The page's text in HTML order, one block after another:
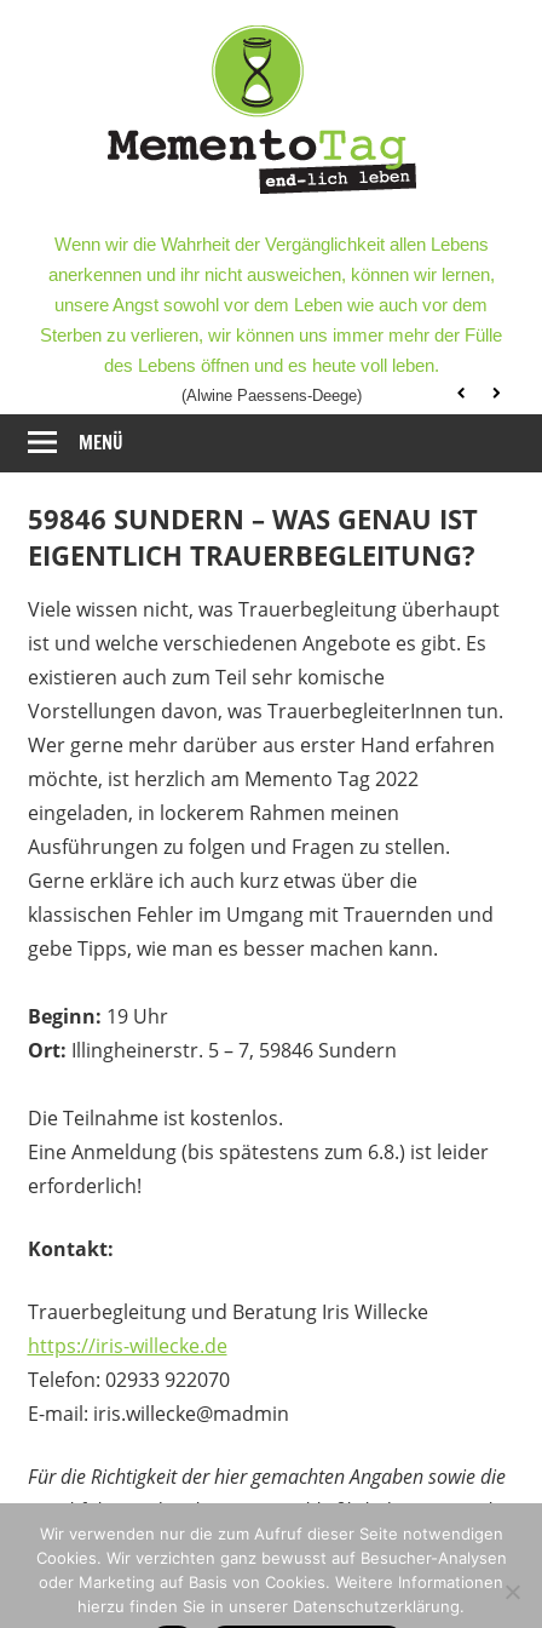
leben
end-
lich
leben
Wenn wir die Wahrheit der Vergänglichkeit allen Lebens
anerkennen und ihr nicht ausweichen, können wir lernen,
unsere Angst sowohl vor dem Leben wie auch vor dem
Sterben zu verlieren, wir können uns immer mehr der Fülle
des Lebens öffnen und es heute voll leben.
(Alwine Paessens-Deege)
MENÜ
59846 SUNDERN – WAS GENAU IST
EIGENTLICH TRAUERBEGLEITUNG?
Viele wissen nicht, was Trauerbegleitung überhaupt
ist und welche verschiedenen Angebote es gibt. Es
existieren auch zum Teil sehr komische
Vorstellungen davon, was TrauerbegleiterInnen tun.
Wer gerne mehr darüber aus erster Hand erfahren
möchte, ist herzlich am Memento Tag 2022
eingeladen, in lockerem Rahmen meinen
Ausführungen zu folgen und Fragen zu stellen.
Gerne erkläre ich auch kurz etwas über die
klassischen Fehler im Umgang mit Trauernden und
gebe Tipps, wie man es besser machen kann.
Beginn: 19 Uhr
Ort: Illingheinerstr. 5 – 7, 59846 Sundern
Die Teilnahme ist kostenlos.
Eine Anmeldung (bis spätestens zum 6.8.) ist leider
erforderlich!
Kontakt:
Trauerbegleitung und Beratung Iris Willecke
https://iris-willecke.de
Telefon: 02933 922070
E-mail: iris.willecke@madmin
Für die Richtigkeit der hier gemachten Angaben sowie die
Durchführung der Aktion ist auschließlich der Veranstalter
verantwortlich.
Wir verwenden nur die zum Aufruf dieser Seite notwendigen
Cookies. Wir verzichten ganz bewusst auf Besucher-Analysen
oder Marketing auf Basis von Cookies. Weitere Informationen
hierzu finden Sie in unserer Datenschutzerklärung.